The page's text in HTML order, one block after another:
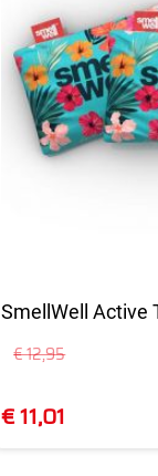
SmellWell Active
€ 12,95
€ 11,01